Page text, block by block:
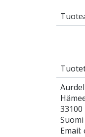
Suomi
Email: